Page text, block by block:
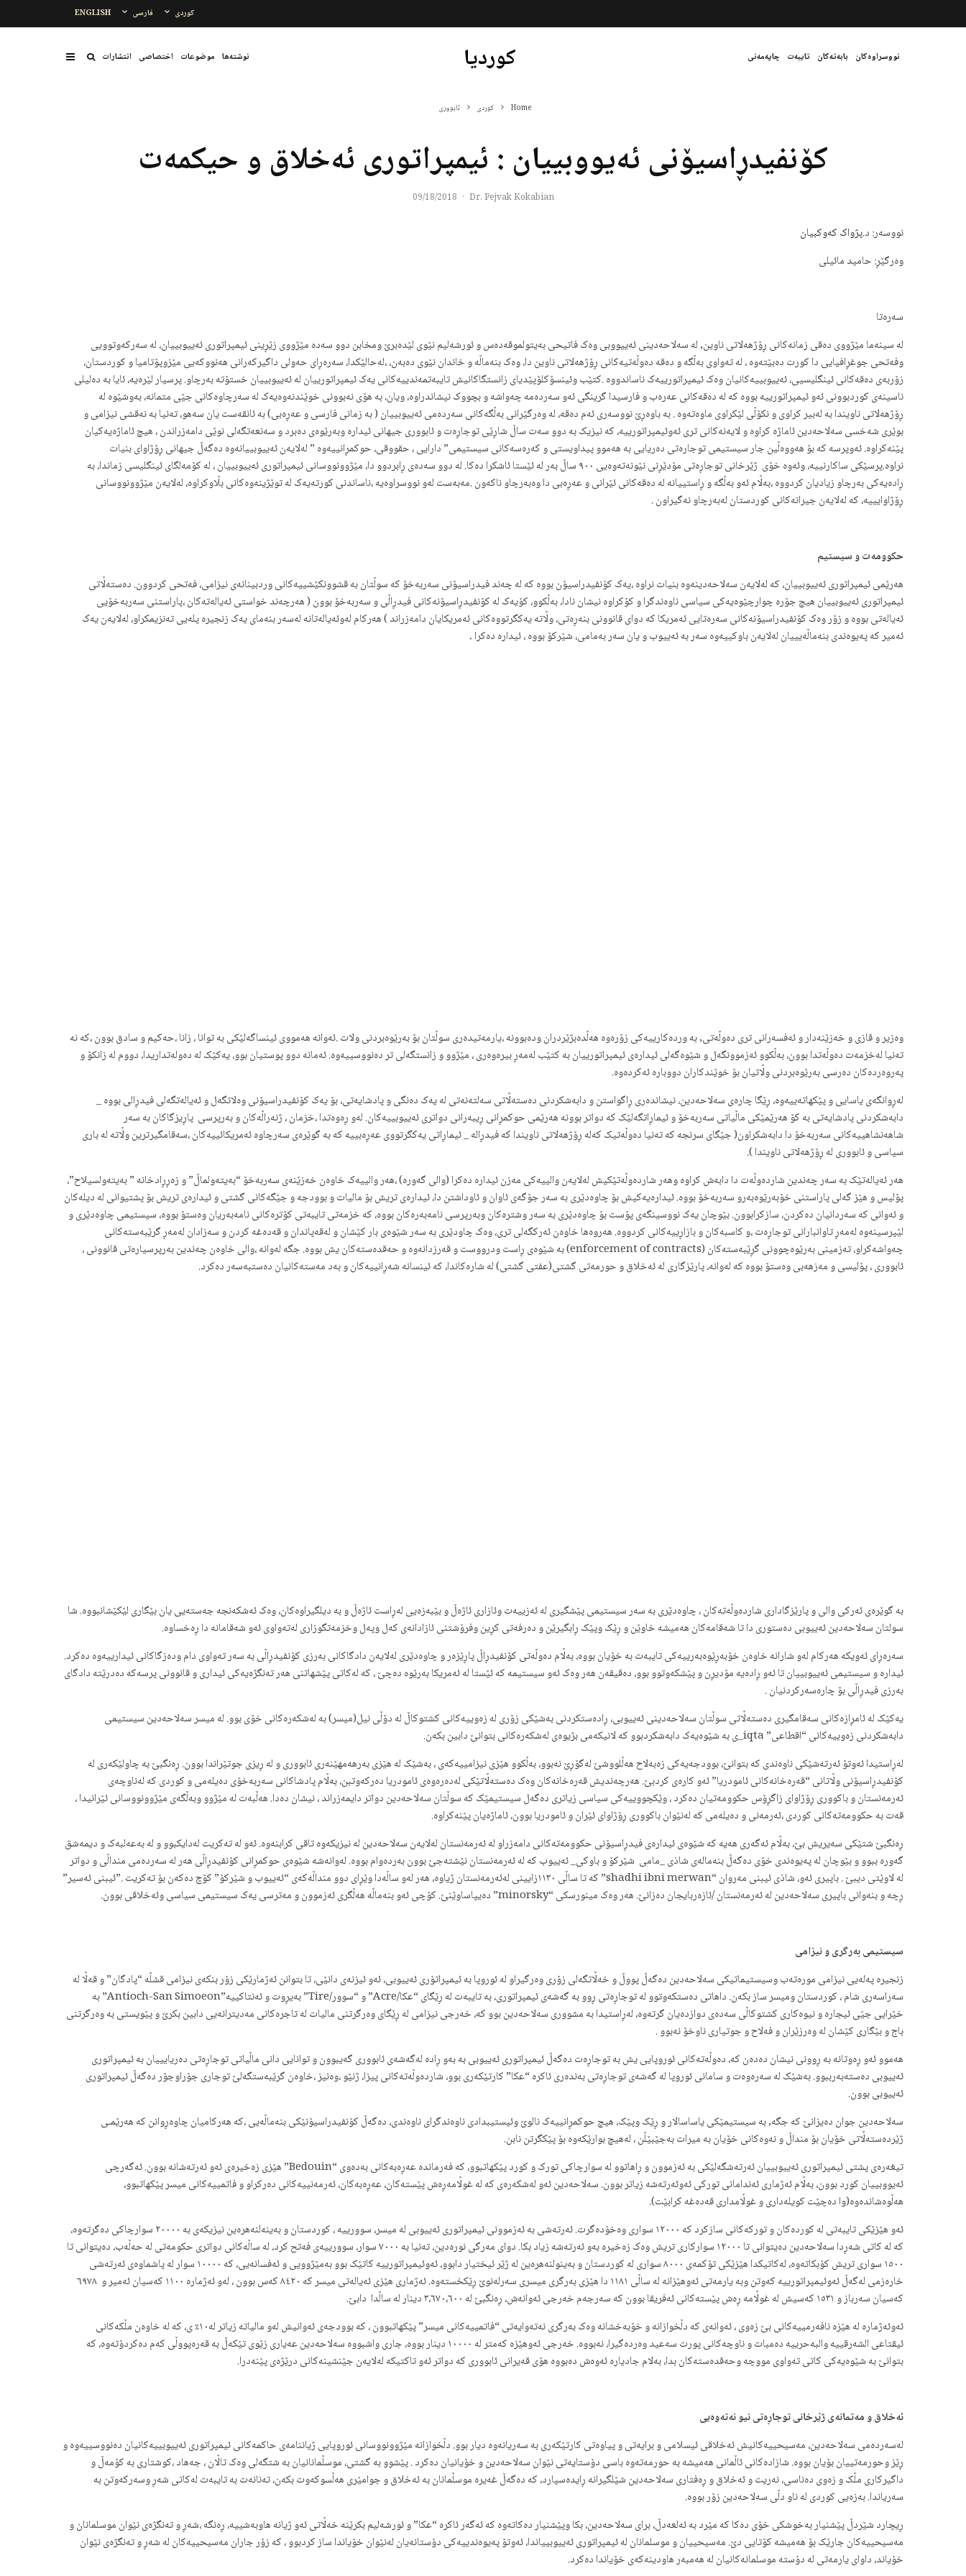
ENGLISH فارسی کوردی
نووسراوەکان بابەتەکان تایبەت چاپەمەنی کوردیا نوشتەها موضوعات اختصاصی انتشارات
Home کوردی ئابووری
کۆنفیدڕاسیۆنی ئەیووبییان : ئیمپراتوری ئەخلاق و حیکمەت
Dr. Pejvak Kokabian
·
09/18/2018
نووسەر: د.پژواک کەوکبیان
وەرگێڕ: حامید مائیلی
سەرەتا
لە سینەما مێژووی دەقی زمانەکانی ڕۆژهەلاتی ناوین, لە سەلاحەدینی ئەییووبی وەک فاتیحی بەیتولموقەدەس و ئورشەلیم نێوی لێدەبرێ ومخابن دوو سەدە مێژووی زێڕینی ئیمپراتوری ئەییوبییان، لە سەرکەوتوویی
وفەتحی جوغڕافیایی دا کورت دەبێتەوە ، لە تەواوی بەڵگە و دەقە دەوڵەتیەکانی ڕۆژهەلاتی ناوین دا، وەک بنەماڵە و خاندان نێوی دەبەن، ،لەحالێکدا، سەرەڕای حەولی داگیرکەرانی هەنووکەیی مێزوپۆتامیا و کوردستان،
زۆربەی دەقەکانی ئینگلیسیی، ئەییوبییەکانیان وەک ئیمپراتورییەک ناساندووە .کتێب وئینسۆکلۆپێدیای زانستگاکانیش تایبەتمەندییەکانی یەک ئیمپراتورییان لە ئەییوبییان خستۆتە بەرچاو. پرسیار لێرەیە، ئایا بە دەلیلی
ناسینەی کوردبوونی ئەو ئیمپراتورییە بووە کە لە دەقەکانی عەرەب و فارسیدا گرینگی ئەو سەردەمە چەواشە و بچووک نیشاندراوە، ویان، بە هۆی نەبوونی خوێندنەوەیەک لە سەرچاوەکانی جێی متمانە، بەوشێوە لە
ڕۆژهەلاتی ناویندا بە لەبیر کراوی و نکۆڵی لێکراوی ماوەتەوە . بە باوەڕێ نووسەری ئەم دەقە، لە وەرگێرانی بەڵگەکانی سەردەمی ئەییوبییان ( بە زمانی فارسی و عەڕەبی) بە ئانقەست یان سەهو، تەنیا بە نەقشی نیزامی و
بوێری شەخسی سەلاحەدین ئاماژە کراوە و لایەنەکانی تری ئەوئیمپراتورییە، کە نیزیک بە دوو سەت ساڵ شاڕێی توجاڕەت و ئابووری جیهانی ئیدارە وبەرێوەی دەبرد و سەنعەتگەلی نوێی دامەزراندن ، هیچ ئاماژەیەکیان
پێنەکراوە. ئەوپرسە کە بۆ هەووەڵین جار سیستیمی توجارەتی دەریایی بە هەموو پیداویستی و کەرەسەکانی سیستیمی” دارایی ، حقووقی، حوکمڕانییەوە ” لەلایەن ئەییوبییانەوە دەگەڵ جیهانی ڕۆژاوای بنیات
نراوە.پرسێکی ساکارنییە، وئەوە خۆی ژێرخانی توجاڕەتی مۆدێڕنی نێونەتەوەیی ٩٠٠ ساڵ بەر لە ئێستا ئاشکرا دەکا. لە دوو سەدەی ڕابردوو دا، مێژوونووسانی ئیمپراتوری ئەییوبییان ، لە کۆمەلگای ئینگلیسی زماندا، بە
ڕادەیەکی بەرچاو زیادیان کردووە ،بەڵام ئەو بەڵگە و ڕاستییانە لە دەقەکانی ئێرانی و عەڕەبی دا وەبەرچاو ناکەون .مەبەست لەو نووسراوەیە ،ناساندنی کورتەیەک لە توێژینەوەکانی بڵاوکراوە، لەلایەن مێژوونووسانی
ڕۆژاوایییە، کە لەلایەن جیرانەکانی کوردستان لەبەرچاو نەگیراون .
حکوومەت و سیستیم
هەرێمی ئیمپراتوری ئەییوبییان، کە لەلایەن سەلاحەدینەوە بنیات نراوە ،یەک کۆنفیدراسیۆن بووە کە لە چەند فیدراسیۆنی سەربەخۆ کە سوڵتان بە قشوونکێشییەکانی وردبینانەی نیزامی، فەتحی کردوون. دەستەڵاتی
ئیمپراتوری ئەییوبییان هیچ جۆرە چوارچێوەیەکی سیاسی ناوەندگرا و کۆکراوە نیشان نادا، بەڵکوو، کۆیەک لە کۆنفیدڕاسیۆنەکانی فیدڕاڵی و سەربەخۆ بوون ( هەرچەند خواستی ئەیالەتەکان ،پاراستنی سەربەخۆیی
ئەیالەتی بووە و زۆر وەک کۆنفیدراسیۆنەکانی سەرەتایی ئەمریکا کە دوای قانوونی بنەڕەتی، وڵاتە یەکگرتووەکانی ئەمریکایان دامەزراند ) هەرکام لەوئەیالەتانە لەسەر بنەمای یەک زنجیرە پلەیی تەنزیمکراو، لەلایەن یەک
ئەمیر کە پەیوەندی بنەماڵەیییان لەلایەن باوکییەوە سەر بە ئەییوب و یان سەر بەمامی، شێرکۆ بووە ، ئیدارە دەکرا.
وەزیر و قازی و خەزێنەدار و ئەفسەرانی تری دەوڵەتی, بە وردەکارییەکی زۆرەوە هەڵدەبژێردران ودەبوونە ،یارمەتیدەری سوڵتان بۆ بەرێوەبردنی ولات .ئەوانە هەمووی ئینساگەلێکی بە توانا ، زانا ،حەکیم و سادق بوون ،کە نە
تەنیا لەخزمەت دەوڵەتدا بوون، بەڵکوو ئەزموونگەل و شێوەگەلی ئیدارەی ئیمپراتورییان بە کتێب لەمەڕ بیرەوەری ، مێژوو و زانستگەلی تر دەنووسییەوە. ئەمانه دوو پوستیان بوو، یەکێک له دەولەتداریدا، دووم لە زانکۆ و
پەروەردەکان دەرسی بەرێوەبردنی وڵاتیان بۆ خوێندکاران دووبارە ئەکردەوە.
لەڕوانگەی یاسایی و پێکهاتەییەوە، ڕێگا چارەی سەلاحەدین، نیشاندەری ڕاگواستن و دابەشکردنی دەستەڵاتی سەلتەنەتی له یەک دەنگی و پادشایەتی، بۆ یەک کۆنفیدراسیۆنی وەلاتگەل و ئەیالەتگەلی فیدڕالی بووە _
دابەشکردنی پادشایەتی بە کۆ هەرێمێکی ماڵیاتی سەربەخۆ و ئیماڕاتگەلێک کە دواتر بوونە هەرێمی حوکمڕانی ڕیبەرانی دواتری ئەییوبییەکان. لەو ڕەوەتدا ،خزمان ، ژنەراڵەکان و بەرپرسی پاڕیزگاکان بە سەر
شاهەنشاهییەکانی سەربەخۆ دا دابەشکراون( جێگای سرنجە کە تەنیا دەوڵەتیک کەلە ڕۆژهەلاتی ناویندا کە فیدڕالە _ ئیماڕاتی یەکگرتووی عەڕەبییە کە بە گوێرەی سەرچاوە ئەمریکائییەکان ،سەقامگیرترین وڵاتە لە باری
سیاسی و ئابووری له ڕۆژهەلاتی ناویندا ).
هەر ئەیالەتێک بە سەر چەندین شاردەوڵەت دا دابەش کراوە وهەر شاردەوڵەتێکیش لەلایەن والییەکی مەزن ئیدارە دەکرا (والی گەورە) ،هەر والییەک خاوەن خەزێنەی سەربەخۆ “بەیتەولماڵ” و زەڕڕادخانە ” بەیتەولسیلاح”،
پۆلیس و هێز گەلی پاراستنی خۆبەرێوەبەرو سەربەخۆ بووە. ئیدارەیەکیش بۆ چاوەدێری بە سەر جۆگەی ئاوان و ئاوداشتن دا، ئیدارەی تریش بۆ مالیات و بوودجە و جێگەکانی گشتی و ئیدارەی تریش بۆ پشتیوانی لە دیلەکان
و ئەوانی کە سەردانیان دەکردن، سازکرابوون. بێوچان یەک نووسینگەی پۆست بۆ چاوەدێری بە سەر وشترەکان وبەرپرسی نامەبەرەکان بووە، کە خزمەتی تایبەتی کۆترەکانی نامەبەریان وەستۆ بووە، سیستیمی چاوەدێری و
لێپرسینەوە لەمەڕ تاوانبارانی توجاڕەت ،و کاسبەکان و بازاڕییەکانی کردووە. هەروەها خاوەن ئەرکگەلی تری، وەک چاودێری بە سەر شێوەی بار کێشان و لەقەپاندان و قەدەغە کردن و سەزادان لەمەڕ گرێبەستەکانی
چەواشەکراو، تەزمینی بەرێوەچوونی گڕێبەستەکان (enforcement of contracts) بە شێوەی ڕاست ودرووست و قەرزدانەوە و حەقدەستەکان یش بووە. جگە لەوانە ،والی خاوەن چەندین بەرپرسیارەتی قانوونی ،
ئابووری ، پۆلیسی و مەزهەبی وەستۆ بووە کە لەوانە، پارێزگاری لە ئەخلاق و حورمەتی گشتی(عفتی گشتی) لە شارەکاندا، کە ئینسانە شەڕانییەکان و بەد مەستەکانیان دەستبەسەر دەکرد.
بە گوێرەی ئەرکی والی و پارێزگاداری شاردەوڵەتەکان ، چاوەدێری بە سەر سیستیمی پێشگیری لە ئەزییەت وئازاری ئاژەڵ و بێبەزەیی لەڕاست ئاژەڵ و بە دیلگیراوەکان، وەک ئەشکەنجە جەستەیی یان بێگاری لێکێشانبووە. شا
سولتان سەلاحەدین ئەییوبی دەستوری دا تا شەقامەکان هەمیشە خاوێن و ڕێک وپێک ڕابگیرێن و دەرفەتی کڕین وفرۆشتنی ئازادانەی کەل وپەل وخزمەتگوزاری لەتەواوی ئەو شەقامانە دا ڕەخساوە.
سەرەڕای ئەویکە هەرکام لەو شارانە خاوەن خۆبەڕێوەبەرییەکی تایبەت بە خۆیان بووە، بەڵام دەوڵەتی کۆنفیدڕاڵ پاڕێزەر و چاوەدێری لەلایەن دادگاکانی بەرزی کۆنفیدڕاڵی بە سەر تەواوی دام ودەزگاکانی ئیدارییەوە دەکرد.
ئیدارە و سیستیمی ئەییوبییان تا ئەو ڕادەیە مۆدیڕن و پێشکەوتوو بوو، دەقیقەن هەر وەک ئەو سیستیمە کە ئێستا لە ئەمریکا بەرێوە دەچێ ، کە لەکاتی پێشهاتنی هەر تەنگژەیەکی ئیداری و قانوونی پرسەکە دەدرێتە دادگای
بەرزی فیدڕاڵی بۆ چارەسەرکردنیان .
یەکێک لە ئامڕازەکانی سەقامگیری دەستەڵاتی سوڵتان سەلاحەدینی ئەییوبی، ڕادەستکردنی بەشێکی زۆری لە زەوییەکانی کشتوکاڵ لە دۆڵی نیل(میسر) بە لەشکەرەکانی خۆی بوو. لە میسر سەلاحەدین سیستیمی
دابەشکردنی زەوییەکانی “اقطاعی” iqta_ی بە شێوەیەک دابەشکردبوو کە لانیکەمی بژیوەی لەشکەرەکانی بتوانێ دابین بکەن.
لەڕاستیدا ئەوتۆ ئەرتەشێکی ناوەندی کە بتوانێ، بوودجەیەکی زەبەلاح هەڵلووشێ لەگۆڕێ نەبوو، بەڵکوو هێزی نیزامییەکەی ، بەشێک لە هێزی بەرهەمهێنەری ئابووری و لە ڕیزی جوتێراندا بوون. ڕەنگبێ بە چاولێکەری لە
کۆنفیدڕاسیۆنی وڵاتانی “قەرەخانەکانی ئامودریا” ئەو کارەی کردبێ. هەرچەندیش قەرەخانەکان وەک دەستەڵاتێکی لەدەرەوەی ئامودریا دەرکەوتبن، بەڵام پادشاکانی سەربەخۆی دەیلەمی و کوردی کە لەناوچەی
ئەرمەنستان و باکووری ڕۆژاوای زاگڕۆس حکوومەتیان دەکرد ، وێکچووییەکی سیاسی زیاتری دەگەل سیستیمێک کە سوڵتان سەلاحەدین دواتر دایمەزراند ، نیشان دەدا. هەڵبەت لە مێژوو وبەڵگەی مێژوونووسانی ئێرانیدا ،
قەت بە حکوومەتەکانی کوردی ،ئەرمەنی و دەیلەمی کە لەنێوان باکووری ڕۆژاوای ئێران و ئامودریا بوون، ئاماژەیان پێنەکراوە.
ڕەنگبێ شتێکی سەیریش بێ، بەڵام ئەگەری هەیە کە شێوەی ئیدارەی فیدڕاسیۆنی حکوومەتەکانی دامەزراو لە ئەرمەنستان لەلایەن سەلاحەدین لە نیزیکەوە تاقی کرابنەوە. ئەو لە تەکریت لەدایکبوو و لە بەعەلبەک و دیمەشق
گەورە ببوو و بێوچان لە پەیوەندی خۆی دەگەڵ بنەمالەی شاذی _مامی شێرکۆ و باوکی_ ئەییوب کە لە ئەرمەنستان نێشتەجێ بوون بەردەوام بووە. لەوانەشە شێوەی حوکمڕانی کۆنفیدڕاڵی هەر لە سەردەمی منداڵی و دواتر
لە لاوێتی دیبێ . باپیری ئەو، شاذی ئیبنی مەروان “shadhi ibni merwan” کە تا ساڵی ١١٣٠زایینی لەئەرمەنستان ژیاوە، هەر لەو ساڵەدا وێڕای دوو منداڵەکەی “ئەییوب و شێرکۆ” کۆچ دەکەن بۆ تەکریت .”ئیبنی ئەسیر”
ڕچە و بنەوانی باپیری سەلاحەدین لە ئەرمەنستان /ئازەربایجان دەزانێ. هەر وەک مینورسکی “minorsky” دەیپاساوێنێ. کۆچی ئەو بنەماڵە هەڵگری ئەزموون و مەترسی یەک سیستیمی سیاسی وئەخلاقی بوون.
سیستیمی بەرگری و نیزامی
زنجیرە پەلەیی نیزامی مورەتەب وسیستیماتیکی سەلاحەدین دەگەڵ پووڵ و خەڵاتگەلی زۆری وەرگیراو لە ئوروپا بە ئیمپراتۆری ئەییوبی، ئەو ئیزنەی دانێی، تا بتوانن ئەژمارێکی زۆر بنکەی نیزامی قشڵە “پادگان” و قەڵا لە
سەراسەری شام ، کوردستان ومیسر ساز بکەن. داهاتی دەستکەوتوو لە توجاڕەتی ڕوو بە گەشەی ئیمپراتوری، بە تایبەت لە ڕێگای “عکا/Acre” و “سوور/Tire” بەیڕوت و ئەنتاکییە”Antioch-San Simoeon” بە
خێرایی جێی ئیجارە و نیوەکاری کشتوکاڵی سەدەی دوازدەیان گرتەوە، لەڕاستیدا بە مشووری سەلاحەدین بوو کە، خەرجی نیزامی لە ڕێگای وەرگرتنی مالیات لە تاجرەکانی مەدیترانەیی دابین بکرێ و پێویستی بە وەرگرتنی
باج و بێگاری کێشان لە وەرزێران و فەلاح و جوتیاری ناوخۆ نەبوو .
هەموو ئەو ڕەوتانە بە ڕوونی نیشان دەدەن کە، دەوڵەتەکانی ئوروپایی یش بە توجاڕەت دەگەڵ ئیمپراتوری ئەییوبی بە بەو ڕادە لەگەشەی ئابووری گەیبوون و توانایی دانی ماڵیاتی توجاڕەتی دەریایییان بە ئیمپراتوری
ئەییوبی دەستەبەرببوو. بەشێک لە سەرەوەت و سامانی ئوروپا لە گەشەی توجاڕەتی بەندەری ئاکرە “عکا” کارتێکەری بوو، شاردەوڵەتەکانی پیزا، ژنێو ،وەنیز ،خاوەن گرێبەستگەلێ توجاری جۆراوجۆر دەگەڵ ئیمپراتوری
ئەییوبی بوون.
سەلاحەدین جوان دەیزانێ کە جگە, بە سیستیمێکی یاساسالار و ڕێک وپێک، هیچ حوکمڕانییەک نالوێ وئیستیبدادی ناوەندگرای ناوەندی، دەگەڵ کۆنفیدراسیۆنێکی بنەماڵەیی ،کە هەرکامیان چاوەڕوانن کە هەرێمـی
ژێردەستەڵاتی خۆیان بۆ منداڵ و نەوەکانی خۆیان بە میرات بەجێبێڵن ، لەهیچ بوارێکەوە بۆ پێکگرتن نابن.
تیغەرەی پشتی ئیمپراتوری ئەییوبییان ئەرتەشگەلێکی بە ئەزموون و ڕاهاتوو لە سوارچاکی تورک و کورد پێکهاتبوو، کە فەرماندە عەڕەبەکانی بەدەوی “Bedouin” هێزی زەخیرەی ئەو ئەرتەشانە بوون. ئەگەرچی
ئەیووبییان کورد بوون، بەڵام ئەژماری ئەندامانی تورکی ئەوئەرتەشە زیاتر بوون. سەلاحەدین ئەو لەشکەرەی کە لە غوڵامەڕەش پێستەکان، عەڕەبەکان، ئەرمەنییەکانی دەرکراو و فاتمییەکانی میسر پێکهاتبوو،
هەڵوەشاندەوە(وا دەچێت کویلەداری و غوڵامداری قەدەغە کرابێت).
ئەو هێزێکی تایبەتی لە کوردەکان و تورکەکانی سازکرد کە ١٢٠٠٠ سواری وەخۆدەگرت. ئەرتەشی بە ئەزموونی ئیمپراتوری ئەییوبی لە میسر، سوورییە ، کوردستان و بەینەلنەهرەین نیزیکەی بە ٢٠٠٠٠ سوارچاکی دەگرتەوە،
کە لە کاتی شەڕدا سەلاحەدین دەیتوانی تا ١٢٠٠٠ سوارکاری تریش وەک زەخیرە بەو ئەرتەشە زیاد بکا. دوای مەرگی نورەدین، تەنیا بە ٧٠٠٠ سوار، سوورییەی فەتح کرد، لە ساڵەکانی دواتری حکومەتی لە حەڵەب، دەیتوانی تا
١٥٠٠ سواری تریش کۆبکاتەوە، لەکاتیکدا هێزێکی تۆکمەی ٨٠٠٠ سواری لە کوردستان و بەینولنەهرەین لە ژێر ئیختیار دابوو، ئەوئیمپراتورییە کاتێک بوو بەمێژوویی و ئەفسانەیی، کە ١٠٠٠٠ سوار لە پاشماوەی ئەرتەشی
خارەزمی لەگەڵ ئەوئیمپراتورییە کەوتن وبە یارمەتی ئەوهێزانە لە ساڵی ١١٨١ دا هێزی بەرگری میسری سەرلەنوێ ڕێکخستەوە. ئەژماری هێزی ئەیالەتی میسر کە ٨٤٢٠ کەس بوون ، لەو ئەژمارە ١١٠٠ کەسیان ئەمیر و ٦٩٧٨
کەسیان سەرباز و ١٥٣١ کەسیش لە غوڵامە ڕەش پێستەکانی ئەفریقا بوون کە سەرجەم خەرجی ئەوانەش، ڕەنگبێ لە ٣،٦٧٠،٦٠٠ دینار لە ساڵدا دابێ.
ئەوئەژمارە لە هێزە نافەرمییەکانی بێ زەوی ، ئەوانەی کە دڵخوازانە و خۆبەخشانه وەک بەرگری نەتەوایەتی “فاتمییەکانی میسر” پێکهاتبوون ، کە بوودجەی ئەوانیش لەو مالیاتە زیاتر لە١٠٪ ی، کە لە خاوەن مڵکەکانی
ئیقتاعی الشەرقییە والبەحرییە دەمبات و ناوچەکانی پورت سەعید وەردەگیرا، نەبووە. خەرجی ئەوهێزە کەمتر لە ١٠٠٠٠ دینار بووە، جاری واشبووە سەلاحەدین عەیاری زێوی تێکەڵ بە قەرەپووڵی کەم دەکردۆتەوە، کە
بتوانێ بە شێوەیەکی کاتی تەواوی مووچە وحەقدەستەکان بدا، بەلام جادیارە ئەوەش دەبووە هۆی قەیرانی ئابووری کە دواتر ئەو تاکتیکە لەلایەن جێنشینەکانی درێژەی پێنەدرا.
ئەخلاق و مەتمانەی ژێرخانی توجاڕەتی نیو نەتەوەیی
لەسەردەمی سەلاحەدین، مەسیحییەکانیش ئەخلاقی ئیسلامی و برایەتی و پیاوەتی کارتێکەری بە سەریانەوە دیار بوو. دڵخوازانە مێژوونووسانی ئوروپایی ژیاننامەی حاکمەکانی ئیمپراتوری ئەییوبییەکانیان دەنووسییەوە و
ڕێز وحورمەتییان بۆیان بووە. شازادەکانی ئاڵمانی هەمیشە بە حورمەتەوە باسی دۆستایەتی نێوان سەلاحەدین و خۆیانیان دەکرد . پێشوو بە گشتی، موسڵمانانیان بە شتگەلی وەک تاڵان ، جەهاد ،کوشتاری بە کۆمەڵ و
داگیرکاری مڵک و زەوی دەناسی، نەریت و ئەخلاق و ڕەفتاری سەلاحەدین شێلگیرانە ڕایدەسپارد، کە دەگەڵ غەیرە موسڵمانان بە ئەخلاق و جوامێری هەڵسوکەوت بکەن، تەنانەت بە تایبەت لەکاتی شەڕ وسەرکەوتن بە
سەریاندا. بەزەیی کوردی له ناو دڵی سەلاحەدین زۆر بووه.
ڕیچارد شێردڵ پێشنیار بەخوشکی خۆی دەکا کە مێرد بە ئەلعەدڵ، برای سەلاحەدین، بکا وپێشنیار دەکاتەوە کە ئەگەر ئاکرە “عکا” و ئورشەلیم بکرێنە خەڵاتی ئەو ژیانە هاوبەشییە، ڕەنگه ،شەڕ و تەنگژەی نێوان موسلمانان و
مەسیحییەکان جارێک بۆ هەمیشە کۆتایی دێ. مەسیحییان و موسلمانان لە ئیمپراتوری ئەییوبییاندا، ئەوتۆ پەیوەندییەکی دۆستانەیان لەنێوان خۆیاندا ساز کردبوو ، کە زۆر جاران مەسیحییەکان لە شەڕ و تەنگژەی نێوان
خۆیاند، داوای یارمەتی لە دۆستە موسلمانەکانیان لە هەمبەر هاودینەکەی خۆیاندا دەکرد.